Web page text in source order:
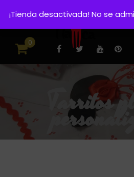
0
Tarritos
¡Tienda desactivada! No se